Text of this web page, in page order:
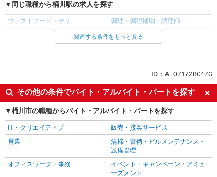
同じ職種から桶川駅の求人を探す
ファストフード・デリ 調理・調理補助・調理師
同じ雇用形態から桶川駅の求人を探す
履歴書不要
未経験歓迎
高校生OK
大学生歓迎
主婦・主夫歓迎
フリーター歓迎
ミドル（40代～）活躍中
エルダー（50代～）活躍中
シニア（60代～）活躍中
週2～3日勤務OK
短時間勤務（1日4h以内）OK
深夜
扶養内勤務OK
関連する条件をもっと見る
ID：AE0717286476
その他の条件でバイト・アルバイト・パートを探す
桶川市の職種からバイト・アルバイト・パートを探す
IT・クリエイティブ
販売・接客サービス
営業
清掃・警備・ビルメンテナンス・
設備管理
オフィスワーク・事務
イベント・キャンペーン・アミュ
ーズメント